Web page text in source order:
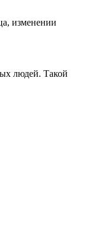
изменении
людей. Такой